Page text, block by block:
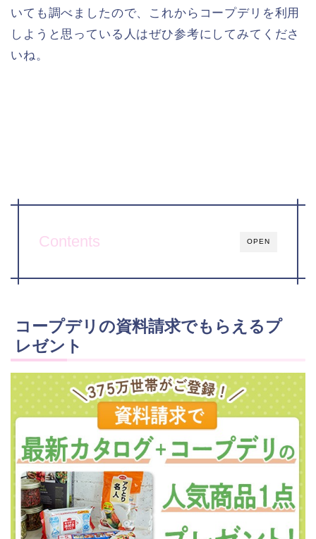
いても調べましたので、これからコープデリを利用
しようと思っている人はぜひ参考にしてみてくださ
いね。
OPEN
Contents
コープデリの資料請求でもらえるプ
レゼント